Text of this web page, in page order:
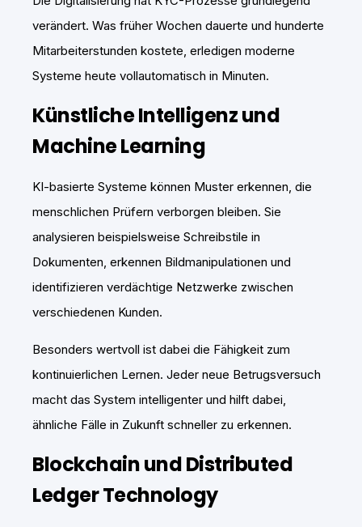
verändert. Was früher Wochen dauerte und hunderte
Mitarbeiterstunden kostete, erledigen moderne
Systeme heute vollautomatisch in Minuten.
Künstliche Intelligenz und
Machine Learning
KI-basierte Systeme können Muster erkennen, die
menschlichen Prüfern verborgen bleiben. Sie
analysieren beispielsweise Schreibstile in
Dokumenten, erkennen Bildmanipulationen und
identifizieren verdächtige Netzwerke zwischen
verschiedenen Kunden.
Besonders wertvoll ist dabei die Fähigkeit zum
kontinuierlichen Lernen. Jeder neue Betrugsversuch
macht das System intelligenter und hilft dabei,
ähnliche Fälle in Zukunft schneller zu erkennen.
Blockchain und Distributed
Ledger Technology